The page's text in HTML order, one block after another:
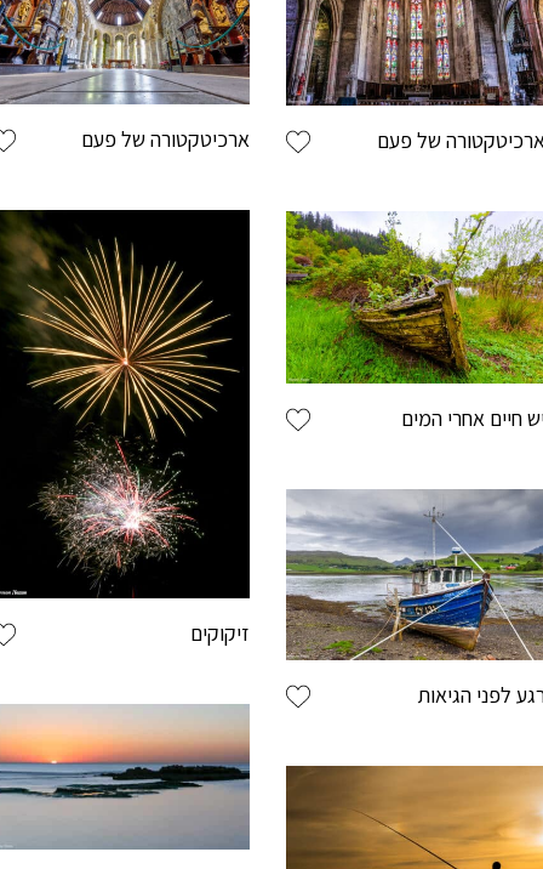
ארכיטקטורה של פעם של פעם
זיקוקים
חיים אחרי המים
לפני הגיאות
לשמור
ליהנות
תהליך
לעקוב
שם